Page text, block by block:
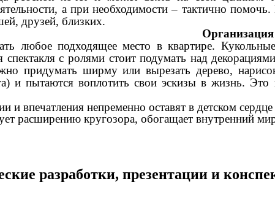
а при необходимости – тактично
друзей, близких.
любое подходящее место в квартире.
с ролями стоит подумать над
придумать ширму или вырезать дерево,
и пытаются воплотить свои эскизы в жизнь.
и впечатления непременно оставят в детском
расширению кругозора, обогащает внутренний
разработки, презентации и